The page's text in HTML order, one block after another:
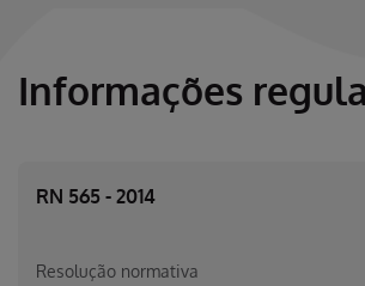
Informações
RN 565 - 2014
Resolução normativa